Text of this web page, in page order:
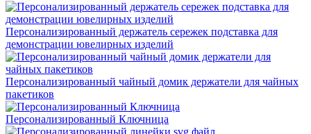
Персонализированный держатель сережек подставка для
демонстрации ювелирных изделий
Персонализированный чайный домик держатели для чайных
пакетиков
Персонализированный Ключница